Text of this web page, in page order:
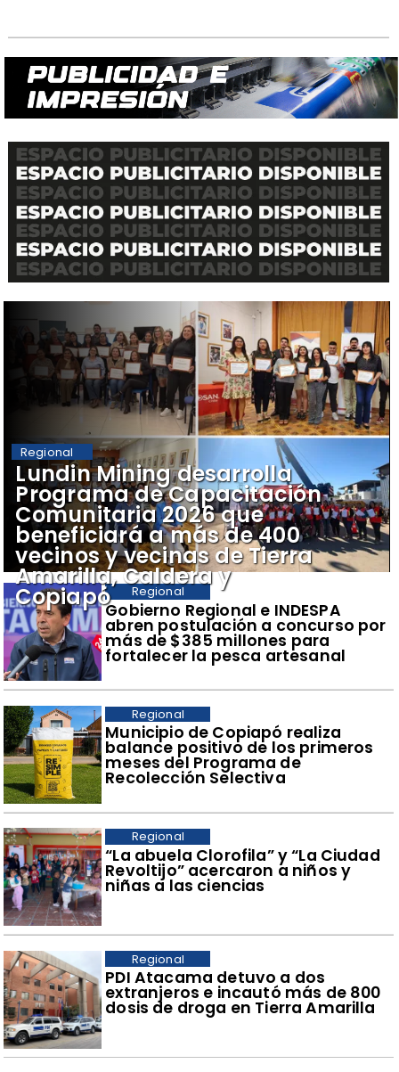
​Gobierno Regional e INDESPA
abren postulación a concurso por
más de $385 millones para
fortalecer la pesca artesanal
Regional
​Municipio de Copiapó realiza
balance positivo de los primeros
meses del Programa de
Recolección Selectiva
Regional
​“La abuela Clorofila” y “La Ciudad
Revoltijo” acercaron a niños y
niñas a las ciencias
Regional
​PDI Atacama detuvo a dos
extranjeros e incautó más de 800
dosis de droga en Tierra Amarilla
Regional
​Lundin Mining desarrolla
Programa de Capacitación
Comunitaria 2026 que
beneficiará a más de 400
vecinos y vecinas de Tierra
Amarilla, Caldera y
Copiapó
Regional